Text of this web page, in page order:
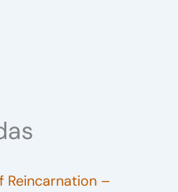
Reincarnation –